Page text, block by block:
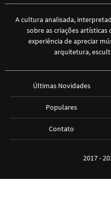
A cultura analisada,
sobre as criações
experiência de apreciar
arquitetura,
Últimas Novidades
Populares
Contato
2017 -